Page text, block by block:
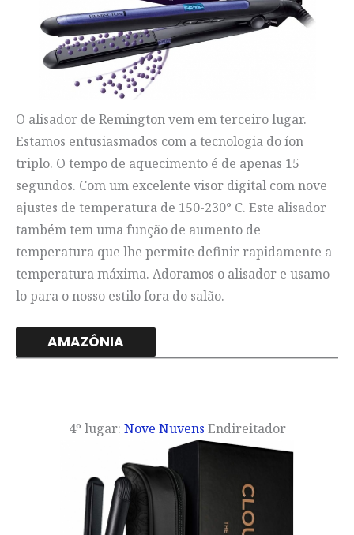
O alisador de Remington vem em terceiro lugar.
Estamos entusiasmados com a tecnologia do íon
triplo. O tempo de aquecimento é de apenas 15
segundos. Com um excelente visor digital com nove
ajustes de temperatura de 150-230° C. Este alisador
também tem uma função de aumento de
temperatura que lhe permite definir rapidamente a
temperatura máxima. Adoramos o alisador e usamo-
lo para o nosso estilo fora do salão.
AMAZÔNIA
4º lugar: Nove Nuvens Endireitador